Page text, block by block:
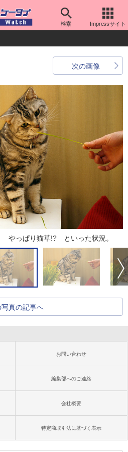
検索 Impressサイト
次の画像
やっぱり猫草!? といった状況。
写真の記事へ
お問い合わせ
編集部へのご連絡
会社概要
特定商取引法に基づく表示